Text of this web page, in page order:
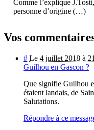
Comme l’explique
personne d’origine (…)
Vos
# Le 4 juillet 2018 à
Guilhou en Gascon ?
Que signifie Guilhou
étaient landais, de
Salutations.
Répondre à ce